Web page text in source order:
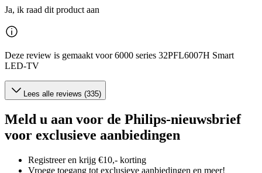
Ja, ik raad dit product aan
Deze review is gemaakt voor 6000 series 32PFL6007H Smart
LED-TV
Lees alle reviews (335)
Meld u aan voor de Philips-nieuwsbrief
voor exclusieve aanbiedingen
Registreer en krijg €10,- korting
Vroege toegang tot exclusieve aanbiedingen en meer!